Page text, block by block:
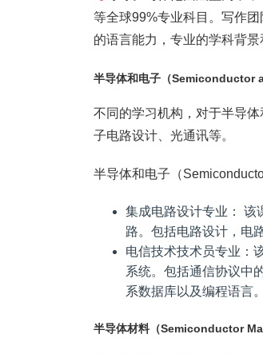
等全球99%专业科目。写作
的语言能力，专业的学科背
半导体和电子（Semiconductor
不同的学习机构，对于半导
子电路设计、光通讯等。
半导体和电子（
集成电路设计专业： 该
路。包括电路设计，电
电信技术技术员专业：
系统。包括通信协议中
系数据库以及编程语言。
半导体材料（Semiconductor